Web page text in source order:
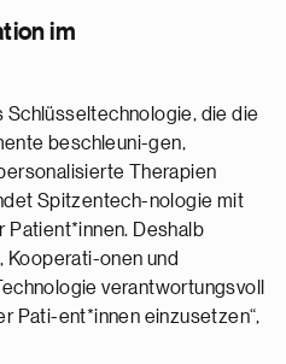
im
Schlüsseltechnologie, die die
beschleuni-gen,
Therapien
Spitzentech-nologie mit
Patient*innen. Deshalb
Kooperati-onen und
verantwortungsvoll
Pati-ent*innen einzusetzen“,